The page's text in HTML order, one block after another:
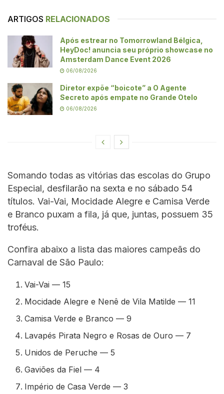
ARTIGOS RELACIONADOS
Após estrear no Tomorrowland Bélgica,
HeyDoc! anuncia seu próprio showcase no
Amsterdam Dance Event 2026
06/08/2026
Diretor expõe “boicote” a O Agente
Secreto após empate no Grande Otelo
06/08/2026
Somando todas as vitórias das escolas do Grupo
Especial, desfilarão na sexta e no sábado 54
títulos. Vai-Vai, Mocidade Alegre e Camisa Verde
e Branco puxam a fila, já que, juntas, possuem 35
troféus.
Confira abaixo a lista das maiores campeãs do
Carnaval de São Paulo:
Vai-Vai — 15
Mocidade Alegre e Nenê de Vila Matilde — 11
Camisa Verde e Branco — 9
Lavapés Pirata Negro e Rosas de Ouro — 7
Unidos de Peruche — 5
Gaviões da Fiel — 4
Império de Casa Verde — 3